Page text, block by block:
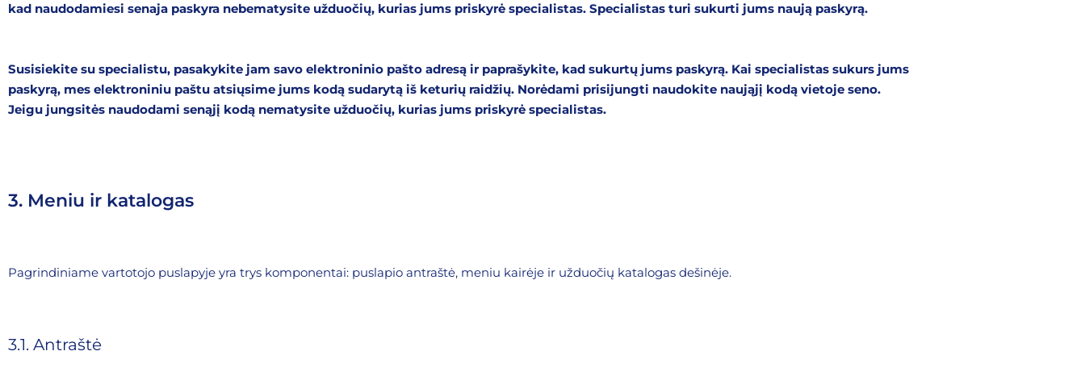
kad naudodamiesi senaja paskyra nebematysite užduočių, kurias jums priskyrė specialistas. Specialistas turi sukurti jums naują paskyrą.
Susisiekite su specialistu, pasakykite jam savo elektroninio pašto adresą ir paprašykite, kad sukurtų jums paskyrą. Kai specialistas sukurs jums
paskyrą, mes elektroniniu paštu atsiųsime jums kodą sudarytą iš keturių raidžių. Norėdami prisijungti naudokite naująjį kodą vietoje seno.
Jeigu jungsitės naudodami senąjį kodą nematysite užduočių, kurias jums priskyrė specialistas.
3. Meniu ir katalogas
Pagrindiniame vartotojo puslapyje yra trys komponentai: puslapio antraštė, meniu kairėje ir užduočių katalogas dešinėje.
3.1. Antraštė